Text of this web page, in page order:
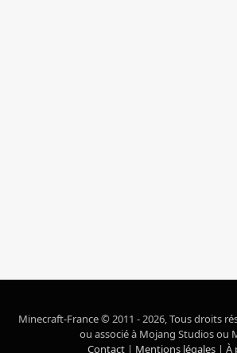
Minecraft-France © 2011 - 2026, Tous droits
ou associé à Mojang Studios ou
Contact | Mentions légales | À